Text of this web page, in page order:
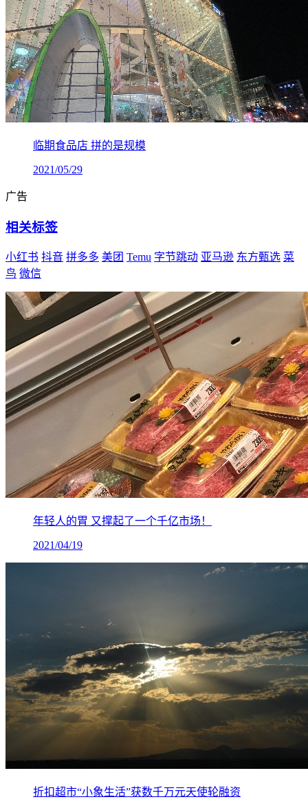
临期食品店 拼的是规模
2021/05/29
广告
相关标签
小红书 抖音 拼多多 美团 Temu 字节跳动 亚马逊 东方甄选 菜
鸟 微信
年轻人的胃 又撑起了一个千亿市场！
2021/04/19
折扣超市“小象生活”获数千万元天使轮融资